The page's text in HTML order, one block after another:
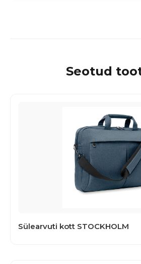
Seotud
Sülearvuti kott STOCKHOLM